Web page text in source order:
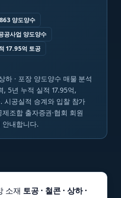
양도양수
공사업 양도양수
17.95억 토공
하 · 포장 양도양수 매물 분석
5년 누적 실적 17.95억,
시공실적 승계와 입찰 참가
조합 출자증권·협회 회원
안내합니다.
소재 토공 · 철콘 · 상하 ·